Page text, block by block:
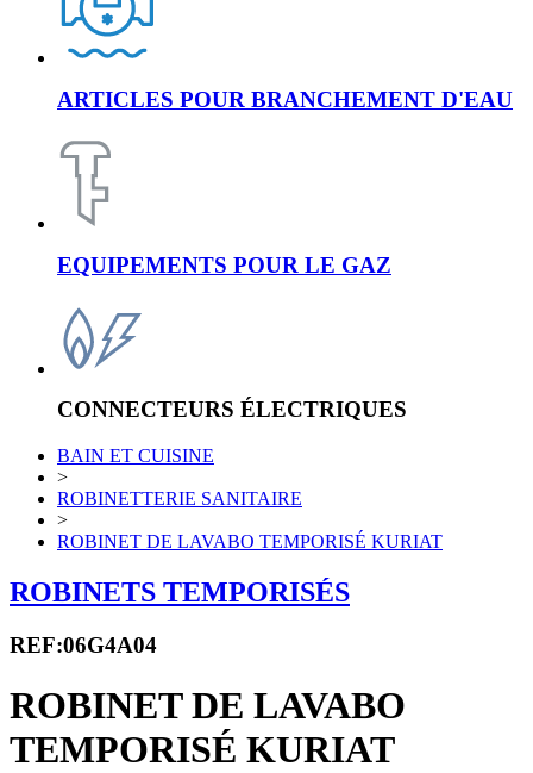
ARTICLES POUR BRANCHEMENT D'EAU
EQUIPEMENTS POUR LE GAZ
CONNECTEURS ÉLECTRIQUES
BAIN ET CUISINE
>
ROBINETTERIE SANITAIRE
>
ROBINET DE LAVABO TEMPORISÉ KURIAT
ROBINETS TEMPORISÉS
REF:06G4A04
ROBINET DE LAVABO
TEMPORISÉ KURIAT